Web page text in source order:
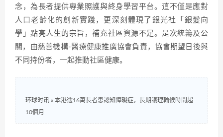
念，為長者提供專業照護與終身學習平台。這不僅是應對
人口老齡化的創新實踐，更深刻體現了銀光社「銀髮向
學」點亮人生的宗旨，補充社區資源不足。是次統籌及公
關，由慈善機構-醫療健康推廣協會負責，協會期望日後與
不同持份者，一起推動社區健康。
环球时讯 » 本港逾16萬長者患認知障礙症，長期護理輪候時間超
10個月